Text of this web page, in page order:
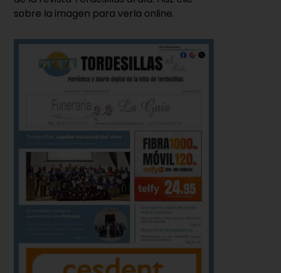
sobre la imagen para verla online.